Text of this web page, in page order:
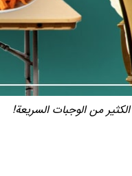
من الوجبات السريعة!